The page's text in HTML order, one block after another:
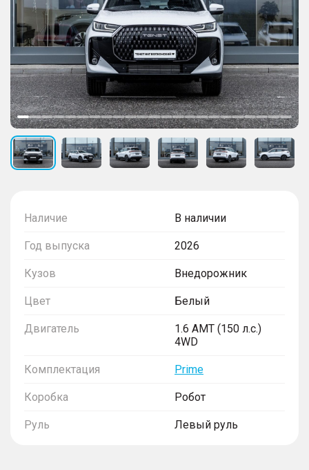
Наличие В наличии
Год выпуска 2026
Кузов Внедорожник
Цвет Белый
Двигатель
1.6 AMT (150 л.с.)
4WD
Комплектация Prime
Коробка Робот
Руль Левый руль